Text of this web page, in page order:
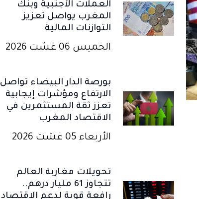
العملات الأجنبية وبنك
المغرب يواصل تعزيز
التوازنات المالية
الخميس 06 غشت 2026
بورصة الدار البيضاء تواصل
الارتفاع ومؤشرات إيجابية
تعزز ثقة المستثمرين في
الاقتصاد المغرب
الأربعاء 05 غشت 2026
تحويلات مغاربة العالم
تتجاوز 61 مليار درهم..
رافعة قوية لدعم الاقتصاد